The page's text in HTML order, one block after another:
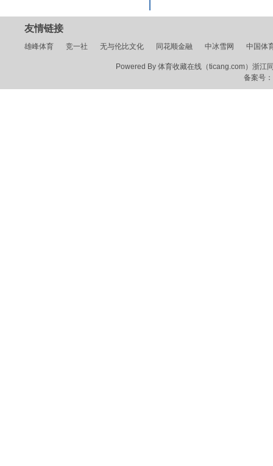
友情链接
雄峰体育 竞一社 无与伦比文化 同花顺金融 中冰雪网 中国体
Powered By 体育收藏在线（ticang.com）浙江
备案号：